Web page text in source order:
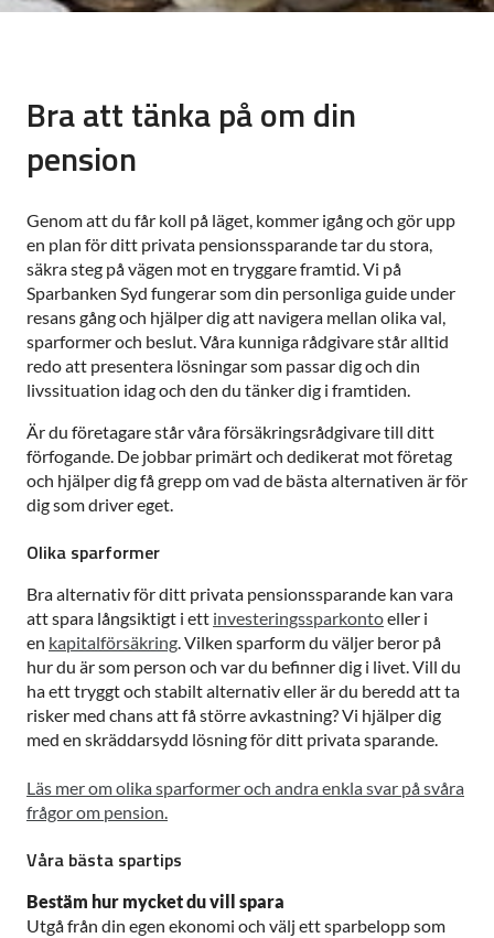
Bra att tänka på om din
pension
Genom att du får koll på läget, kommer igång och gör upp
en plan för ditt privata pensionssparande tar du stora,
säkra steg på vägen mot en tryggare framtid. Vi på
Sparbanken Syd fungerar som din personliga guide under
resans gång och hjälper dig att navigera mellan olika val,
sparformer och beslut. Våra kunniga rådgivare står alltid
redo att presentera lösningar som passar dig och din
livssituation idag och den du tänker dig i framtiden.
Är du företagare står våra försäkringsrådgivare till ditt
förfogande. De jobbar primärt och dedikerat mot företag
och hjälper dig få grepp om vad de bästa alternativen är för
dig som driver eget.
Olika sparformer
Bra alternativ för ditt privata pensionssparande kan vara
att spara långsiktigt i ett investeringssparkontoeller i
en kapitalförsäkring. Vilken sparform du väljer beror på
hur du är som person och var du befinner dig i livet. Vill du
ha ett tryggt och stabilt alternativ eller är du beredd att ta
risker med chans att få större avkastning? Vi hjälper dig
med en skräddarsydd lösning för ditt privata sparande.
Läs mer om olika sparformer och andra enkla svar på svåra
frågor om pension.
Våra bästa spartips
Bestäm hur mycket du vill spara
Utgå från din egen ekonomi och välj ett sparbelopp som